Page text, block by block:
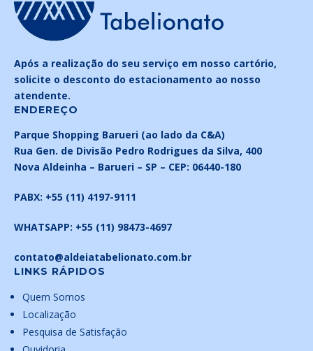
Após a realização do seu serviço em nosso cartório,
solicite o desconto do estacionamento ao nosso
atendente.
ENDEREÇO
Parque Shopping Barueri (ao lado da C&A)
Rua Gen. de Divisão Pedro Rodrigues da Silva, 400
Nova Aldeinha – Barueri – SP – CEP: 06440-180
PABX: +55 (11) 4197-9111
WHATSAPP: +55 (11) 98473-4697
contato@aldeiatabelionato.com.br
LINKS RÁPIDOS
Quem Somos
Localização
Pesquisa de Satisfação